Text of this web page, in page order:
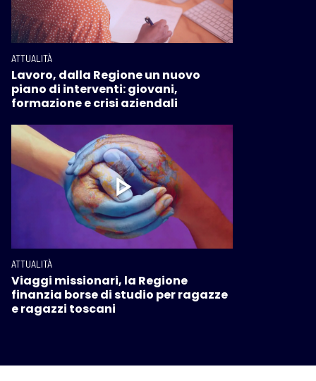
ATTUALITÀ
Lavoro, dalla Regione un nuovo
piano di interventi: giovani,
formazione e crisi aziendali
ATTUALITÀ
Viaggi missionari, la Regione
finanzia borse di studio per ragazze
e ragazzi toscani